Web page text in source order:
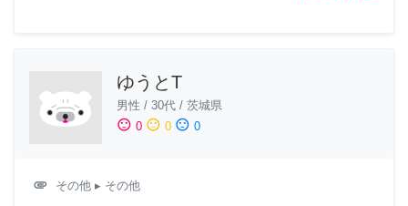
ゆうとT
男性 / 30代 / 茨城県
sentiment_satisfied 0 sentiment_neutral 0 sentiment_dissatisfied 0
attachment その他 ▸ その他